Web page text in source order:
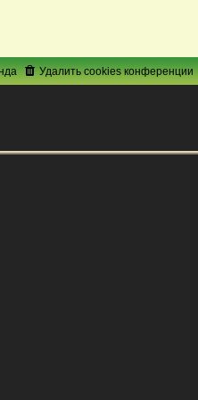
Удалить cookies конференции